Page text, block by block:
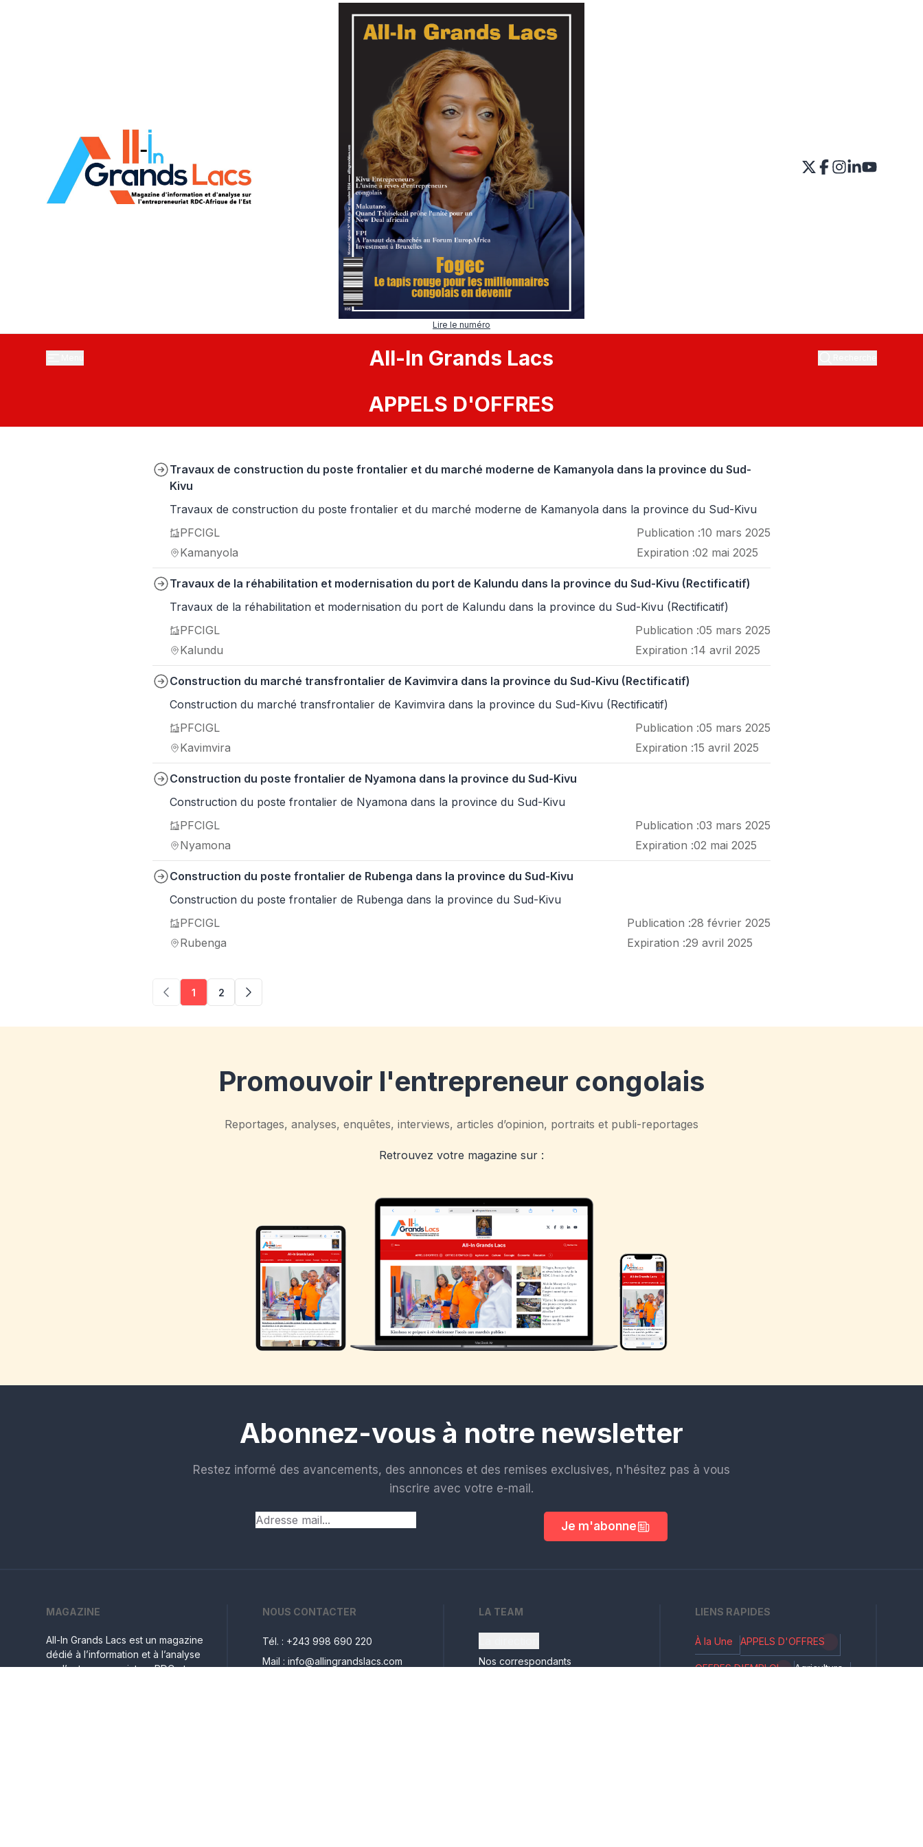
Lire le numéro
All-In Grands Lacs
APPELS D'OFFRES
Travaux de construction du poste frontalier et du marché moderne de Kamanyola dans la province du Sud-
Kivu
Travaux de construction du poste frontalier et du marché moderne de Kamanyola dans la province du Sud-Kivu
PFCIGL
Kamanyola
Publication :10 mars 2025
Expiration :02 mai 2025
Travaux de la réhabilitation et modernisation du port de Kalundu dans la province du Sud-Kivu (Rectificatif)
Travaux de la réhabilitation et modernisation du port de Kalundu dans la province du Sud-Kivu (Rectificatif)
PFCIGL
Kalundu
Publication :05 mars 2025
Expiration :14 avril 2025
Construction du marché transfrontalier de Kavimvira dans la province du Sud-Kivu (Rectificatif)
Construction du marché transfrontalier de Kavimvira dans la province du Sud-Kivu (Rectificatif)
PFCIGL
Kavimvira
Publication :05 mars 2025
Expiration :15 avril 2025
Construction du poste frontalier de Nyamona dans la province du Sud-Kivu
Construction du poste frontalier de Nyamona dans la province du Sud-Kivu
PFCIGL
Nyamona
Publication :03 mars 2025
Expiration :02 mai 2025
Construction du poste frontalier de Rubenga dans la province du Sud-Kivu
Construction du poste frontalier de Rubenga dans la province du Sud-Kivu
PFCIGL
Rubenga
Publication :28 février 2025
Expiration :29 avril 2025
1 2
Promouvoir l'entrepreneur congolais
Reportages, analyses, enquêtes, interviews, articles d’opinion, portraits et publi-reportages
Retrouvez votre magazine sur :
Abonnez-vous à notre newsletter
Restez informé des avancements, des annonces et des remises exclusives, n'hésitez pas à vous
inscrire avec votre e-mail.
Je m'abonne
MAGAZINE
All-In Grands Lacs est un magazine
dédié à l’information et à l’analyse
sur l’entrepreneuriat en RDC et sa
NOUS CONTACTER
Tél. : +243 998 690 220
Mail : info@allingrandslacs.com
LA TEAM
Nos correspondants
LIENS RAPIDES
À la Une APPELS D'OFFRES
OFFRES D'EMPLOI Agriculture